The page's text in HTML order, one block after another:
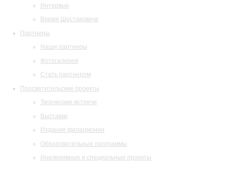
Интервью
Время Шостаковича
Партнеры
Наши партнеры
Фотогалерея
Стать партнером
Просветительские проекты
Творческие встречи
Выставки
Издания филармонии
Образовательные программы
Инклюзивные и специальные проекты